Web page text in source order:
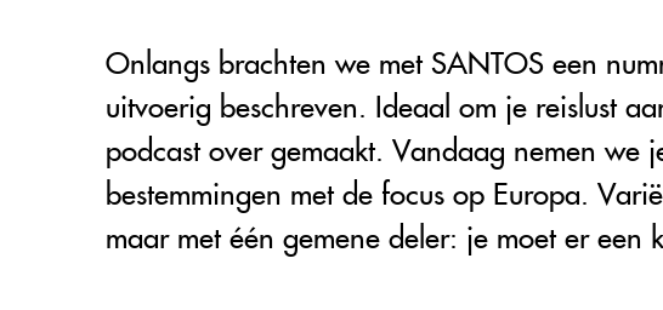
Onlangs brachten we met SANTOS een
uitvoerig beschreven. Ideaal om je reislust
podcast over gemaakt. Vandaag nemen we
bestemmingen met de focus op Europa.
maar met één gemene deler: je moet er een